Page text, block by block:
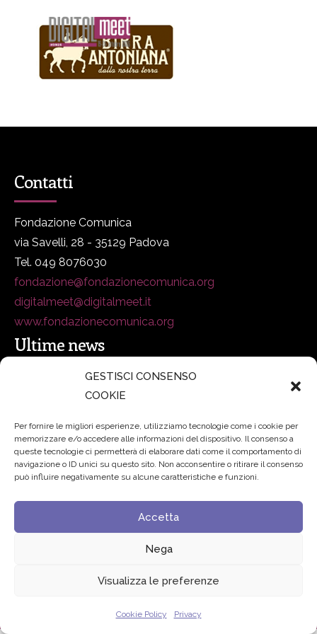
GESTISCI CONSENSO
COOKIE
Per fornire le migliori esperienze, utilizziamo tecnologie come i cookie per
memorizzare e/o accedere alle informazioni del dispositivo. Il consenso a
queste tecnologie ci permetterà di elaborare dati come il comportamento di
navigazione o ID unici su questo sito. Non acconsentire o ritirare il consenso
può influire negativamente su alcune caratteristiche e funzioni.
Accetta
Nega
Visualizza le preferenze
Cookie Policy Privacy
Contatti
Fondazione Comunica
via Savelli, 28 - 35129 Padova
Tel. 049 8076030
fondazione@fondazionecomunica.org
digitalmeet@digitalmeet.it
www.fondazionecomunica.org
Ultime news
secsolutionforum 2026: è Bologna la nuova capitale
Padre Benanti: «Intelligenza artificiale? Contro i nuovi
algoritmi del potere serve una governance condivisa»
Edvance – Digital Education Hub Higher Education